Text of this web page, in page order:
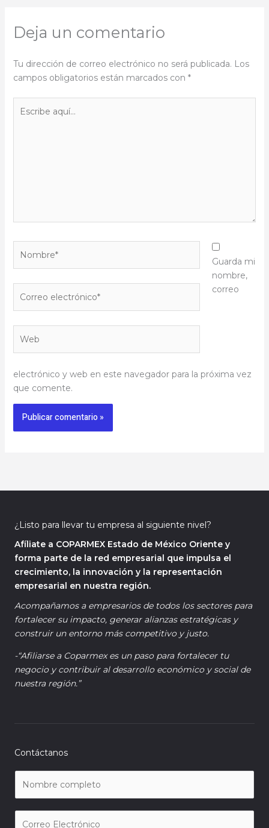
Deja un comentario
Tu dirección de correo electrónico no será publicada. Los
campos obligatorios están marcados con *
aquí...
electrónico*
Guarda mi
nombre,
correo
electrónico y web en este navegador para la próxima vez
que comente.
¿Listo para llevar tu empresa al siguiente nivel?
Afíliate a COPARMEX Estado de México Oriente y
forma parte de la red empresarial que impulsa el
crecimiento, la innovación y la representación
empresarial en nuestra región.
Acompañamos a empresarios de todos los sectores para
fortalecer su impacto, generar alianzas estratégicas y
construir un entorno más competitivo y justo.
-“Afiliarse a Coparmex es un paso para fortalecer tu
negocio y contribuir al desarrollo económico y social de
nuestra región.”
Contáctanos